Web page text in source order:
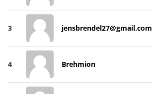
3 jensbrendel27@gmail.com
4 Brehmion